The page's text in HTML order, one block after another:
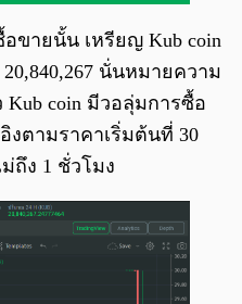
ขายนั้น เหรียญ Kub coin
นั่นหมายความ
coin มีวอลุ่มการซื้อ
งตามราคาเริ่มต้นที่ 30
ถึง 1 ชั่วโมง